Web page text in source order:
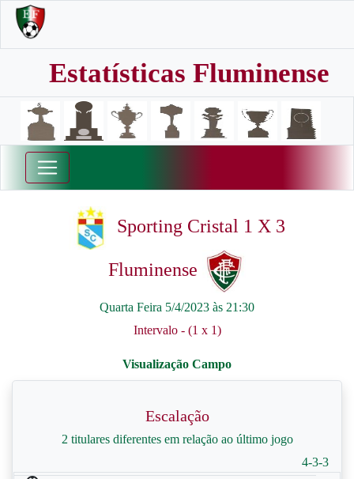
Estatísticas Fluminense
Sporting Cristal 1 X 3
Fluminense
Quarta Feira 5/4/2023 às 21:30
Intervalo - (1 x 1)
Escalação
2 titulares diferentes em relação ao último jogo
4-3-3